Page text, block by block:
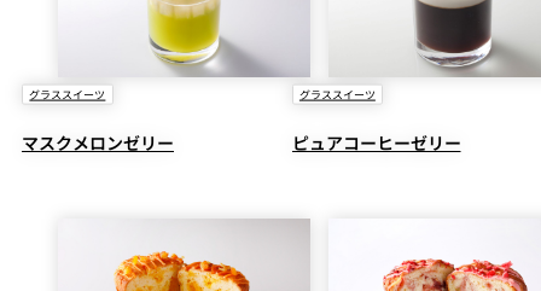
グラススイーツ
マスクメロンゼリー
グラススイーツ
ピュアコーヒーゼリー